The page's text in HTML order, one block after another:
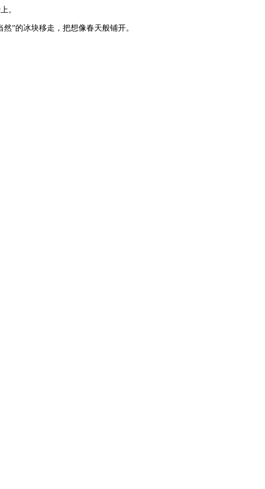
。
”的冰块移走，把想像春天般铺开。